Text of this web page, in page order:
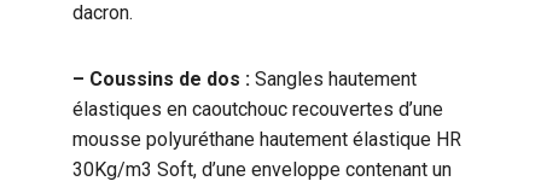
dacron.
– Coussins de dos : Sangles hautement
élastiques en caoutchouc recouvertes d’une
mousse polyuréthane hautement élastique HR
30Kg/m3 Soft, d’une enveloppe contenant un